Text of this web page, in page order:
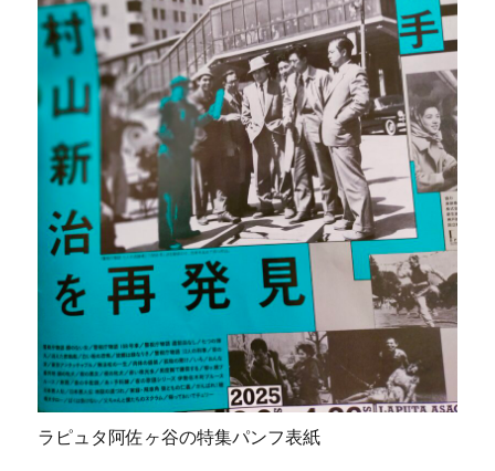
ラピュタ阿佐ヶ谷の特集パンフ表紙